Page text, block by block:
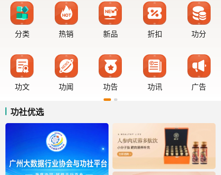
分类 热销 新品 折扣 功分
功文 功闻 功告 功讯 广告
功社优选